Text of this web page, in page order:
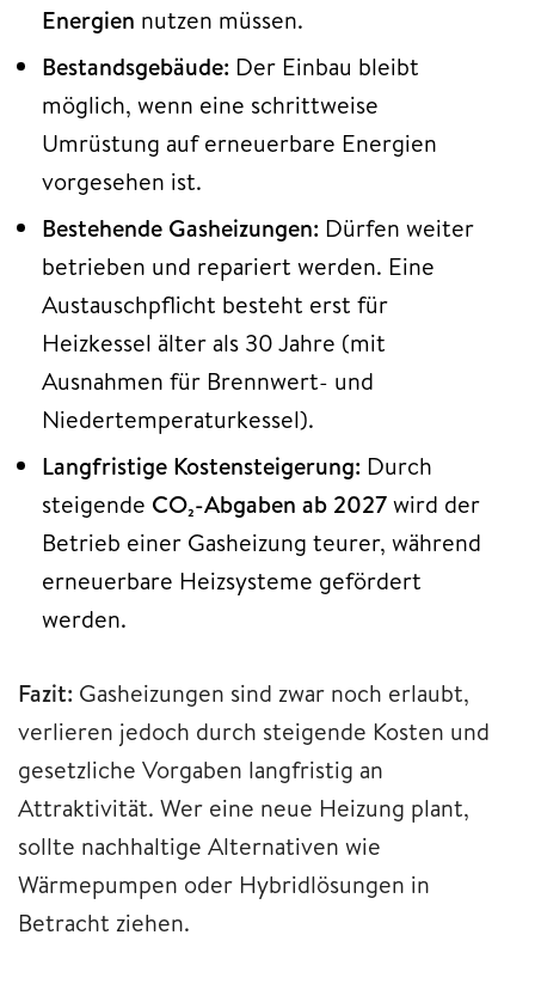
Energien nutzen müssen.
Bestandsgebäude: Der Einbau bleibt
möglich, wenn eine schrittweise
Umrüstung auf erneuerbare Energien
vorgesehen ist.
Bestehende Gasheizungen: Dürfen weiter
betrieben und repariert werden. Eine
Austauschpflicht besteht erst für
Heizkessel älter als 30 Jahre (mit
Ausnahmen für Brennwert- und
Niedertemperaturkessel).
Langfristige Kostensteigerung: Durch
steigende CO₂-Abgaben ab 2027wird der
Betrieb einer Gasheizung teurer, während
erneuerbare Heizsysteme gefördert
werden.
Fazit: Gasheizungen sind zwar noch erlaubt,
verlieren jedoch durch steigende Kosten und
gesetzliche Vorgaben langfristig an
Attraktivität. Wer eine neue Heizung plant,
sollte nachhaltige Alternativen wie
Wärmepumpen oder Hybridlösungen in
Betracht ziehen.